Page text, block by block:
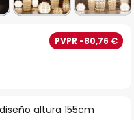
altura 155cm
PVPR -80,76 €